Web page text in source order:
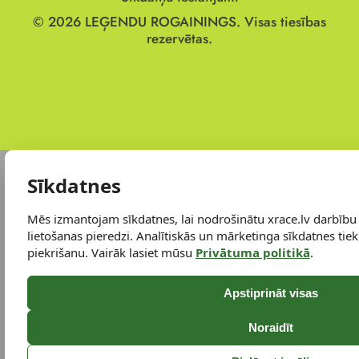
© 2026 LEĢENDU ROGAININGS. Visas tiesības
rezervētas.
Sīkdatnes
Mēs izmantojam sīkdatnes, lai nodrošinātu xrace.lv
lietošanas pieredzi. Analītiskās un mārketinga sīkdatnes
piekrišanu. Vairāk lasiet mūsu Privātuma politikā.
Apstiprināt visas
Noraidīt